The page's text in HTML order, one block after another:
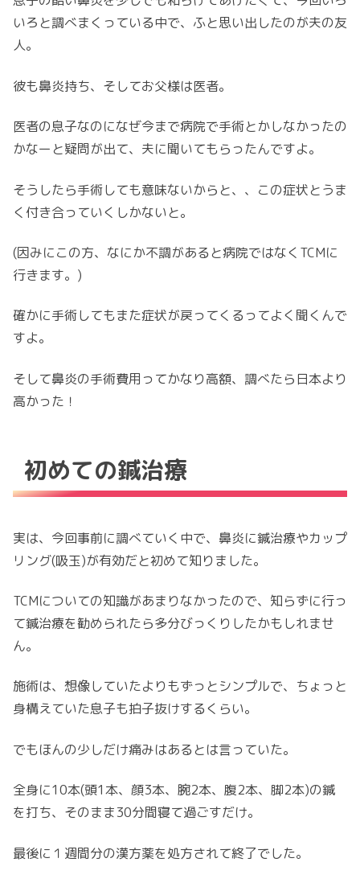
いろと調べまくっている中で、ふと思い出したのが夫の友
人。
彼も鼻炎持ち、そしてお父様は医者。
医者の息子なのになぜ今まで病院で手術とかしなかったの
かなーと疑問が出て、夫に聞いてもらったんですよ。
そうしたら手術しても意味ないからと、、この症状とうま
く付き合っていくしかないと。
(因みにこの方、なにか不調があると病院ではなくTCMに
行きます。)
確かに手術してもまた症状が戻ってくるってよく聞くんで
すよ。
そして鼻炎の手術費用ってかなり高額、調べたら日本より
高かった！
初めての鍼治療
実は、今回事前に調べていく中で、鼻炎に鍼治療やカップ
リング(吸玉)が有効だと初めて知りました。
TCMについての知識があまりなかったので、知らずに行っ
て鍼治療を勧められたら多分びっくりしたかもしれませ
ん。
施術は、想像していたよりもずっとシンプルで、ちょっと
身構えていた息子も拍子抜けするくらい。
でもほんの少しだけ痛みはあるとは言っていた。
全身に10本(頭1本、顔3本、腕2本、腹2本、脚2本)の鍼
を打ち、そのまま30分間寝て過ごすだけ。
最後に１週間分の漢方薬を処方されて終了でした。